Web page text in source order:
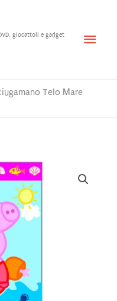
giocattoli e gadget
Menu
Telo Mare